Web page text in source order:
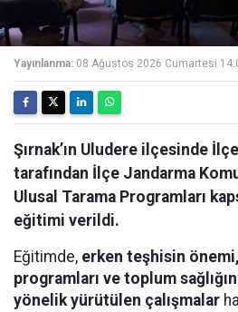
Yayınlanma: 08 Ağustos 2026 Cumartesi
Şırnak’ın Uludere ilçesinde
tarafından İlçe Jandarma
Ulusal Tarama Programları
eğitimi verildi.
Eğitimde, erken teşhisin
programları ve toplum
yönelik yürütülen çalışmalar